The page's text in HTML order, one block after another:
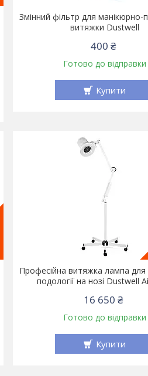
Змінний фільтр для манікюрно-
витяжки Dustwell
400 ₴
Готово до відправки
Купити
Професійна витяжка лампа для
подології на нозі Dustwell
16 650 ₴
Готово до відправки
Купити